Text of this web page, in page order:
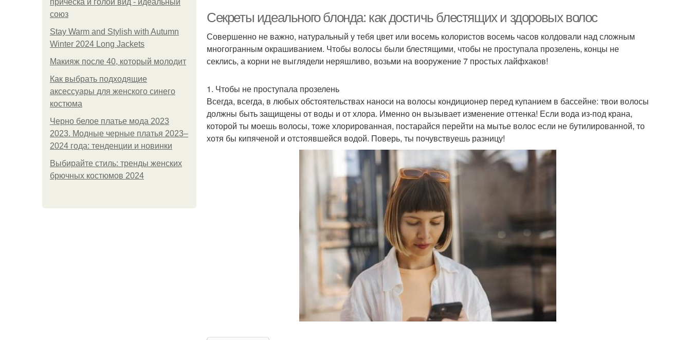
прическа и голой вид - идеальный
союз
Stay Warm and Stylish with Autumn
Winter 2024 Long Jackets
Макияж после 40, который молодит
Как выбрать подходящие
аксессуары для женского синего
костюма
Черно белое платье мода 2023
2023. Модные черные платья 2023–
2024 года: тенденции и новинки
Выбирайте стиль: тренды женских
брючных костюмов 2024
Секреты идеального блонда: как достичь блестящих и здоровых волос
Совершенно не важно, натуральный у тебя цвет или восемь колористов восемь часов колдовали над сложным
многогранным окрашиванием. Чтобы волосы были блестящими, чтобы не проступала прозелень, концы не
секлись, а корни не выглядели неряшливо, возьми на вооружение 7 простых лайфхаков!
1. Чтобы не проступала прозелень
Всегда, всегда, в любых обстоятельствах наноси на волосы кондиционер перед купанием в бассейне: твои волосы
должны быть защищены от воды и от хлора. Именно он вызывает изменение оттенка! Если вода из-под крана,
которой ты моешь волосы, тоже хлорированная, постарайся перейти на мытье волос если не бутилированной, то
хотя бы кипяченой и отстоявшейся водой. Поверь, ты почувствуешь разницу!